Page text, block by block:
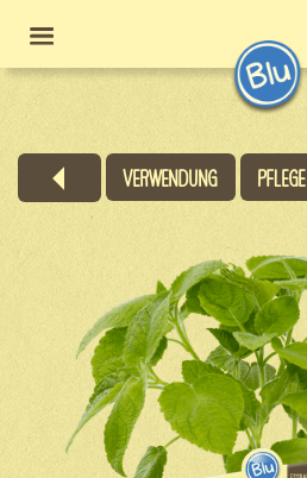
Verwendung Pflege